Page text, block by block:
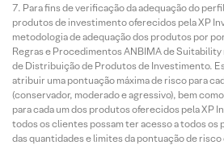
Para fins de verificação da adequação do
produtos de investimento oferecidos pela XP
metodologia de adequação dos produtos por
Regras e Procedimentos ANBIMA de Suitability
de Distribuição de Produtos de Investimento.
atribuir uma pontuação máxima de risco para
(conservador, moderado e agressivo), bem
para cada um dos produtos oferecidos pela XP
todos os clientes possam ter acesso a todos
das quantidades e limites da pontuação de